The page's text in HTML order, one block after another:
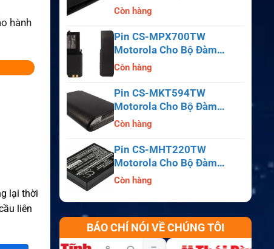
hành
lại thời
liên
SP140, SP150, SL55
Còn hàng
Pin CS-MPX700TW
Motorola Cho Bộ Đàm
APX6000, APX7000,
APX8000, SRX2200
Còn hàng
Pin CS-MKT594TW
Motorola Cho Bộ Đàm
Astro Saber, MX1000,
Còn hàng
Pin CS-MHT220TW
Motorola Cho Bộ Đàm
MT700, HT210, HT220,
Còn hàng
BÁO CHÍ NÓI VỀ CHÚNG TÔI